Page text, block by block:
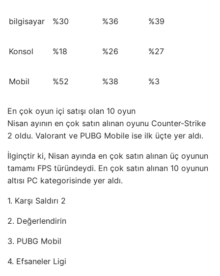
bilgisayar %30 %36 %39
Konsol %18 %26 %27
Mobil %52 %38 %3
En çok oyun içi satışı olan 10 oyun
Nisan ayının en çok satın alınan oyunu Counter-Strike
2 oldu. Valorant ve PUBG Mobile ise ilk üçte yer aldı.
İlginçtir ki, Nisan ayında en çok satın alınan üç oyunun
tamamı FPS türündeydi. En çok satın alınan 10 oyunun
altısı PC kategorisinde yer aldı.
1. Karşı Saldırı 2
2. Değerlendirin
3. PUBG Mobil
4. Efsaneler Ligi